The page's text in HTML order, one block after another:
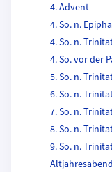
4. Advent
4. So. n.
4. So. n.
4. So. vor der
5. So. n.
6. So. n.
7. So. n.
8. So. n.
9. So. n.
Altjahresabend